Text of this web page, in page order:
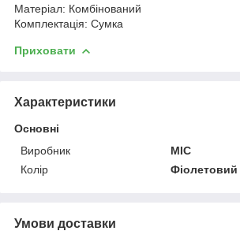
Матеріал: Комбінований
Комплектація: Сумка
Приховати
Характеристики
Основні
Виробник
MIC
Колір
Фіолетовий
Умови доставки